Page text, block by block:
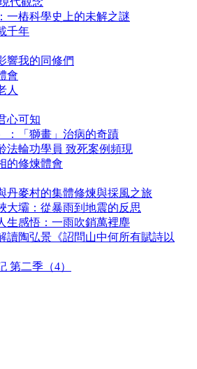
一樁科學史上的未解之謎
千年
響我的同修們
會
人
心可知
：「獅畫」治病的奇蹟
法輪功學員 致死案例頻現
的修煉體會
丹麥村的集體修煉與採風之旅
大壩：從暴雨到地震的反思
生感悟：一雨吹銷萬裡塵
陶弘景《詔問山中何所有賦詩以
第二季（4）